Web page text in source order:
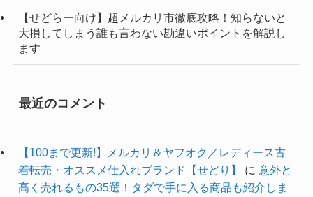
【せどらー向け】超メルカリ市徹底攻略！知らないと
大損してしまう誰も言わない勘違いポイントを解説し
ます
最近のコメント
【100まで更新!】メルカリ＆ヤフオク／レディース古
着転売・オススメ仕入れブランド【せどり】
に 意外と
高く売れるもの35選！タダで手に入る商品も紹介しま